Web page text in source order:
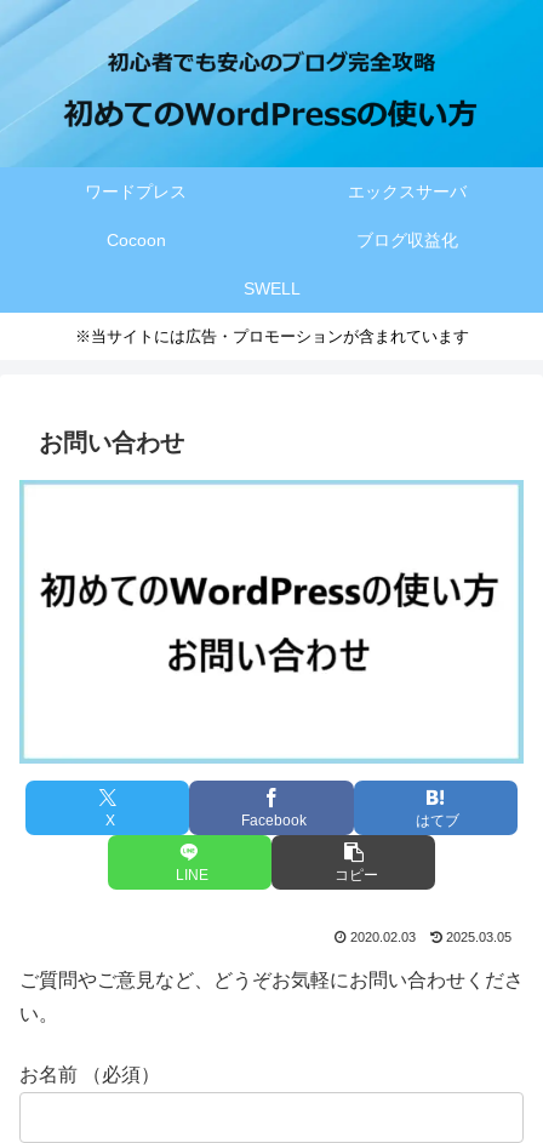
ワードプレス エックスサーバ
Cocoon ブログ収益化
SWELL
※当サイトには広告・プロモーションが含まれています
お問い合わせ
X Facebook はてブ
LINE コピー
2020.02.03 2025.03.05
ご質問やご意見など、どうぞお気軽にお問い合わせくださ
い。
お名前 （必須）